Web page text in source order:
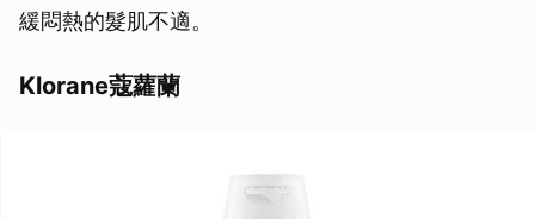
緩悶熱的髮肌不適。
Klorane蔻蘿蘭